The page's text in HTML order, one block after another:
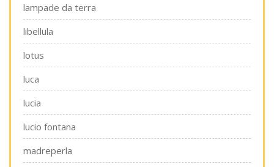
lampade da terra
libellula
lotus
luca
lucia
lucio fontana
madreperla